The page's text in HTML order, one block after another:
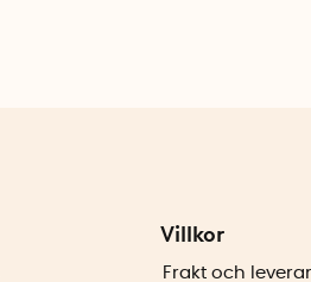
Villkor
Frakt och